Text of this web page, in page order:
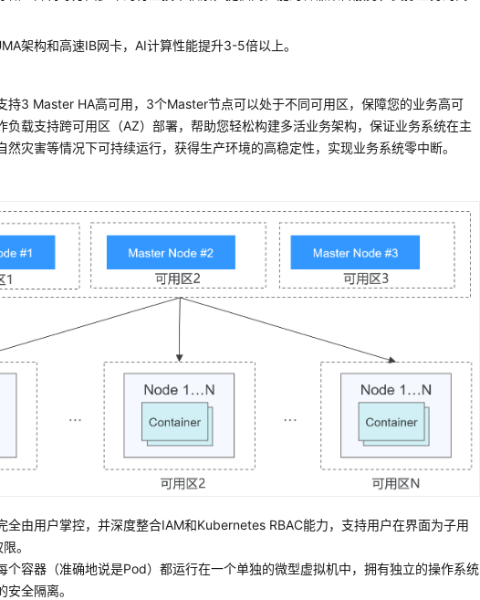
架构和高速IB网卡，AI计算性能提升3-5倍以上。
持3 Master HA高可用，3个Master节点可以处于不同可用区，保障您的业务高可
负载支持跨可用区（AZ）部署，帮助您轻松构建多活业务架构，保证业务系统在主
然灾害等情况下可持续运行，获得生产环境的高稳定性，实现业务系统零中断。
全由用户掌控，并深度整合IAM和Kubernetes RBAC能力，支持用户在界面为子用
。
个容器（准确地说是Pod）都运行在一个单独的微型虚拟机中，拥有独立的操作系统
全隔离。